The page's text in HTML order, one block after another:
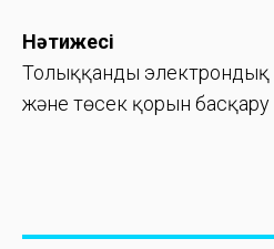
Нәтижесі
Толыққанды электрондық
және төсек қорын басқару